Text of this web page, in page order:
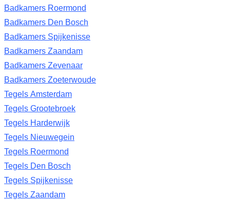
Badkamers Roermond
Badkamers Den Bosch
Badkamers Spijkenisse
Badkamers Zaandam
Badkamers Zevenaar
Badkamers Zoeterwoude
Tegels Amsterdam
Tegels Grootebroek
Tegels Harderwijk
Tegels Nieuwegein
Tegels Roermond
Tegels Den Bosch
Tegels Spijkenisse
Tegels Zaandam